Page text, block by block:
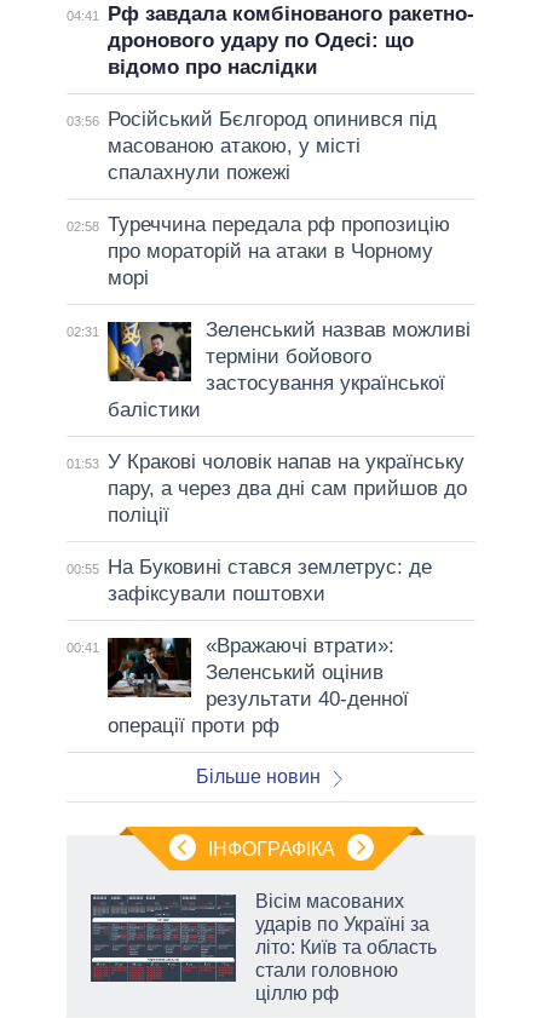
04:41
Рф завдала комбінованого ракетно-
дронового удару по Одесі: що
відомо про наслідки
03:56
Російський Бєлгород опинився під
масованою атакою, у місті
спалахнули пожежі
02:58 Туреччина передала рф пропозицію
про мораторій на атаки в Чорному
морі
02:31
Зеленський назвав можливі
терміни бойового
застосування української
балістики
01:53 У Кракові чоловік напав на українську
пару, а через два дні сам прийшов до
поліції
00:55
На Буковині стався землетрус: де
зафіксували поштовхи
00:41
«Вражаючі втрати»:
Зеленський оцінив
результати 40-денної
операції проти рф
Більше новин
ІНФОГРАФІКА
Вісім масованих
ударів по Україні за
літо: Київ та область
стали головною
ціллю рф